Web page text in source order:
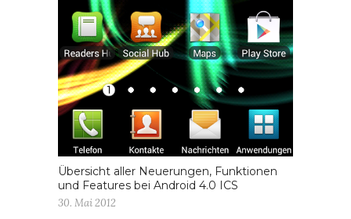
Übersicht aller Neuerungen, Funktionen
und Features bei Android 4.0 ICS
30. Mai 2012